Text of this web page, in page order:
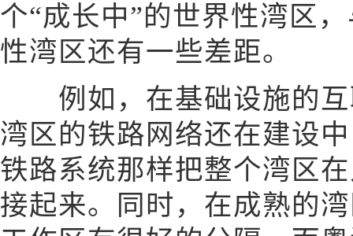
个“成长中”的世界性湾区
性湾区还有一些差距。
例如，在基础设施的互
湾区的铁路网络还在建设
铁路系统那样把整个湾区
接起来。同时，在成熟的